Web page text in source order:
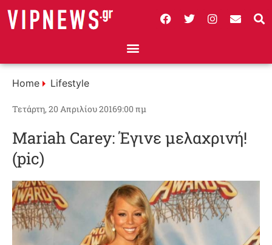
Home Lifestyle
Τετάρτη, 20 Απριλίου 20169:00 πμ
Mariah Carey: Έγινε μελαχρινή!
(pic)